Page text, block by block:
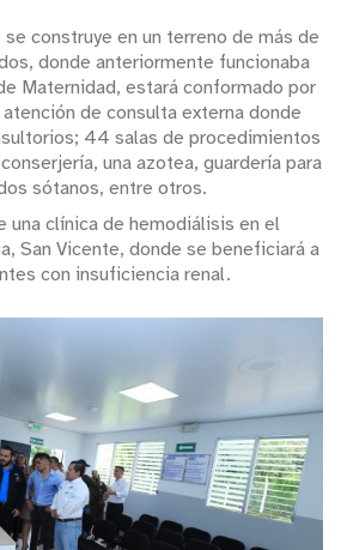
construye en un terreno de más de
donde anteriormente funcionaba
Maternidad, estará conformado por
de consulta externa donde
44 salas de procedimientos
una azotea, guardería para
sótanos, entre otros.
una clínica de hemodiálisis en el
San Vicente, donde se beneficiará a
con insuficiencia renal.